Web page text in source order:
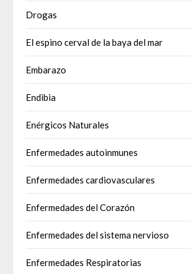
Drogas
El espino cerval de la baya del mar
Embarazo
Endibia
Enérgicos Naturales
Enfermedades autoinmunes
Enfermedades cardiovasculares
Enfermedades del Corazón
Enfermedades del sistema nervioso
Enfermedades Respiratorias